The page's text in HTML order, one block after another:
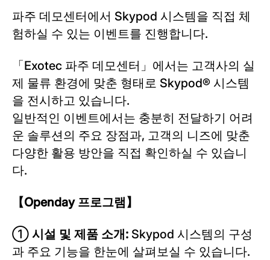
파주 데모센터에서 Skypod 시스템을 직접 체
험하실 수 있는 이벤트를 진행합니다.
「Exotec 파주 데모센터」에서는 고객사의 실
제 물류 환경에 맞춘 형태로 Skypod® 시스템
을 전시하고 있습니다.
일반적인 이벤트에서는 충분히 전달하기 어려
운 솔루션의 주요 장점과, 고객의 니즈에 맞춘
다양한 활용 방안을 직접 확인하실 수 있습니
다.
【Openday 프로그램】
① 시설 및 제품 소개: Skypod 시스템의 구성
과 주요 기능을 한눈에 살펴보실 수 있습니다.